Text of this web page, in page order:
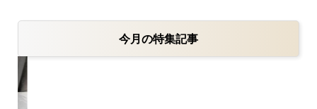
今月の特集記事